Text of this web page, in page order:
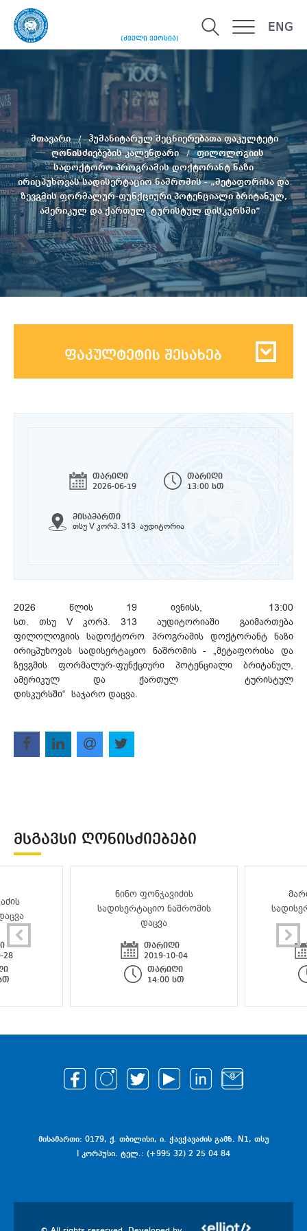
(ძველი ვერსია)
ENG
მთავარი
ჰუმანიტარულ მეცნიერებათა ფაკულტეტი
ღონისძიებების კალენდარი
ფილოლოგიის
სადოქტორო პროგრამის დოქტორანტ ნაზი
ირიცპუხოვას სადისერტაციო ნაშრომის - „მეტაფორისა და
ზევგმის ფორმალურ-ფუნქციური პოტენციალი ბრიტანულ,
ამერიკულ და ქართულ ტურისტულ დისკურსში“
ფაკულტეტის შესახებ
თარიღი
2026-06-19
თარიღი
13:00 სთ
მისამართი
თსუ V კორპ. 313 აუდიტორია
2026 წლის 19 ივნისს, 13:00
სთ. თსუ V კორპ. 313 აუდიტორიაში გაიმართება
ფილოლოგიის სადოქტორო პროგრამის დოქტორანტ ნაზი
ირიცპუხოვას სადისერტაციო ნაშრომის - „მეტაფორისა და
ზევგმის ფორმალურ-ფუნქციური პოტენციალი ბრიტანულ,
ამერიკულ და ქართულ ტურისტულ
დისკურსში“ საჯარო დაცვა.
ᲛᲡᲒᲐᲕᲡᲘ ᲦᲝᲜᲘᲡᲫᲘᲔᲑᲔᲑᲘ
28
ნინო ფონჯავიძის
სადისერტაციო ნაშრომის
დაცვა
თარიღი
2019-10-04
თარიღი
14:00 სთ
მისამართი: 0179, ქ. თბილისი, ი. ჭავჭავაძის გამზ. N1, თსუ
I კორპუსი. ტელ.: (+995 32) 2 25 04 84